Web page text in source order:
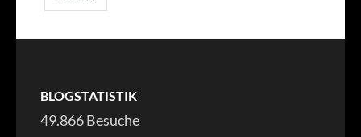
BLOGSTATISTIK
49.866 Besuche